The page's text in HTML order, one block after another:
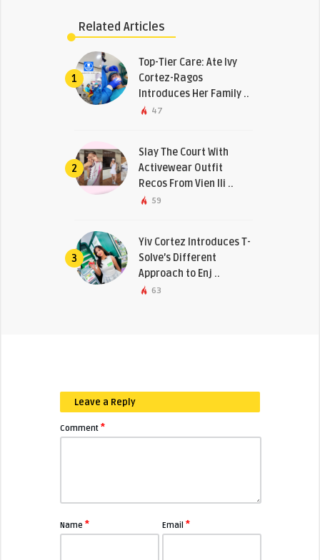
Related Articles
1
Top-Tier Care: Ate Ivy
Cortez-Ragos
Introduces Her Family ..
47
2
Slay The Court With
Activewear Outfit
Recos From Vien Ili ..
59
3
Yiv Cortez Introduces T-
Solve’s Different
Approach to Enj ..
63
Leave a Reply
Comment *
Name * Email*